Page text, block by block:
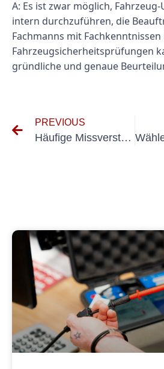
A: Es ist zwar möglich,
intern durchzuführen, die
Fachmanns mit Fachkenntnissen
Fahrzeugsicherheitsprüfungen
gründliche und genaue
PREVIOUS
Häufige Missverständnisse über das Messgerät BGV A3 entlarvt